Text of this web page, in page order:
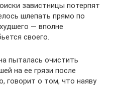
завистницы потерпят
шлепать прямо по
— вполне
своего.
пыталась очистить
на ее грязи после
говорит о том, что наяву